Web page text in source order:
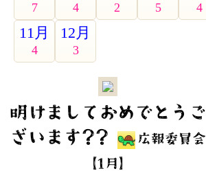
7 4 2 5 4
11月
4
12月
3
明けましておめでとうご
ざいます??
広報委員会
【1月】